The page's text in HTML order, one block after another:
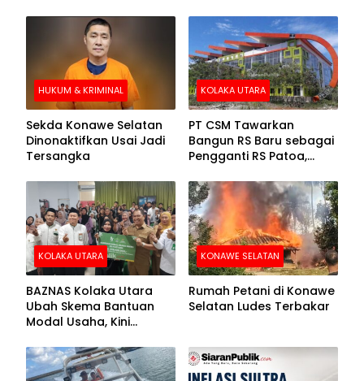
HUKUM & KRIMINAL
Sekda Konawe Selatan
Dinonaktifkan Usai Jadi
Tersangka
KOLAKA UTARA
PT CSM Tawarkan
Bangun RS Baru sebagai
Pengganti RS Patoa,
Kolut
KOLAKA UTARA
BAZNAS Kolaka Utara
Ubah Skema Bantuan
Modal Usaha, Kini
Barang Senilai Rp419,5
Juta
KONAWE SELATAN
Rumah Petani di Konawe
Selatan Ludes Terbakar